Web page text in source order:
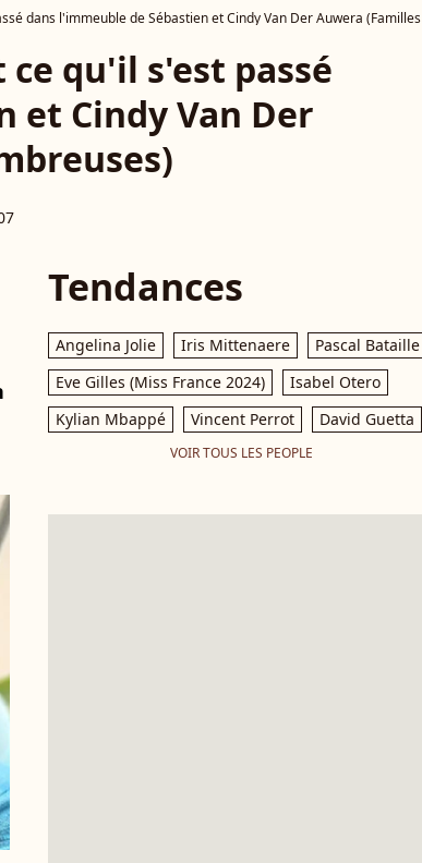
l'immeuble de Sébastien et Cindy Van Der Auwera (Familles nombreuses)
qu'il s'est passé
et Cindy Van Der
Tendances
Angelina Jolie Iris Mittenaere
Pascal Bataille
Eve Gilles (Miss France 2024)
Isabel Otero
Kylian Mbappé
Vincent Perrot David Guetta
VOIR TOUS LES PEOPLE